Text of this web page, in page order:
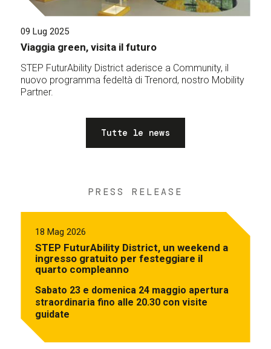
09 Lug 2025
Viaggia green, visita il futuro
STEP FuturAbility District aderisce a Community, il
nuovo programma fedeltà di Trenord, nostro Mobility
Partner.
Tutte le news
PRESS RELEASE
18 Mag 2026
STEP FuturAbility District, un weekend a
ingresso gratuito per festeggiare il
quarto compleanno
Sabato 23 e domenica 24 maggio apertura
straordinaria fino alle 20.30 con visite
guidate